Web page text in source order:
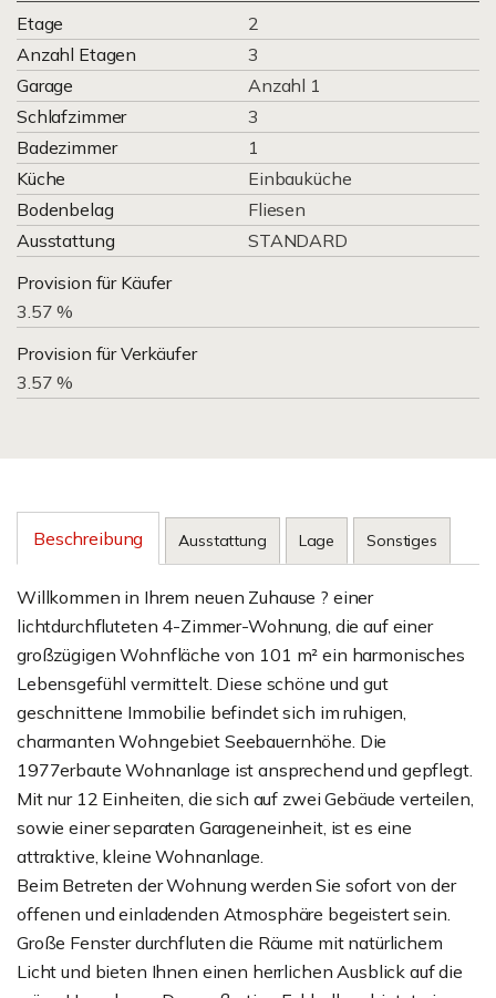
Etage
2
Anzahl Etagen
3
Garage
Anzahl 1
Schlafzimmer
3
Badezimmer
1
Küche
Einbauküche
Bodenbelag
Fliesen
Ausstattung
STANDARD
Provision für Käufer
3.57 %
Provision für Verkäufer
3.57 %
Beschreibung Ausstattung Lage Sonstiges
Willkommen in Ihrem neuen Zuhause ? einer
lichtdurchfluteten 4-Zimmer-Wohnung, die auf einer
großzügigen Wohnfläche von 101 m² ein harmonisches
Lebensgefühl vermittelt. Diese schöne und gut
geschnittene Immobilie befindet sich im ruhigen,
charmanten Wohngebiet Seebauernhöhe. Die
1977erbaute Wohnanlage ist ansprechend und gepflegt.
Mit nur 12 Einheiten, die sich auf zwei Gebäude verteilen,
sowie einer separaten Garageneinheit, ist es eine
attraktive, kleine Wohnanlage.
Beim Betreten der Wohnung werden Sie sofort von der
offenen und einladenden Atmosphäre begeistert sein.
Große Fenster durchfluten die Räume mit natürlichem
Licht und bieten Ihnen einen herrlichen Ausblick auf die